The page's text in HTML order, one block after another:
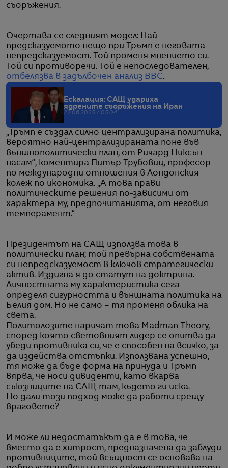
съоръжения.
Очертава се следният модел: Най-
предсказуемото нещо при Тръмп е неговата
непредсказуемост. Той променя мнението си.
Той си противоречи. Той е непоследователен,
отбелязва в задълбочен анализ BBC.
Ескалация: САЩ удариха
ядрените съоръжения на Иран
22.06.2025 / 05:04
„Тръмп е създал силно централизирана политика,
вероятно най-централизираната поне във
външнополитически план, от Ричард Никсън
насам“, коментира Питър Трубовиц, професор
по международни отношения в Лондонския
колеж по икономика. „А това прави
политическите решения по-зависими от
характера му, предпочитанията, от неговия
темперамент.“
Президентът на САЩ използва това в
политически план; той превърна собствената
си непредсказуемост в ключов стратегически
актив. Издигна я до статут на доктрина.
Личностната му характеристика сега
определя сигурността и външната политика на
Белия дом. Но не само – тя променя облика на
света.
Политолозите наричат това Madman Theory,
според която световният лидер се опитва да
убеди противника си, че е способен на всичко, за
да издейства отстъпки. Използвана успешно,
тя може да бъде форма на принуда и Тръмп
вярва, че носи дивиденти, като вкарва
съюзниците на САЩ там, където ги иска.
Но дали този подход може да работи срещу
враговете?
И може ли недостатъкът да е в това, че
вместо да е хитрост, предназначена да заблуди
противниците, той всъщност се основава на